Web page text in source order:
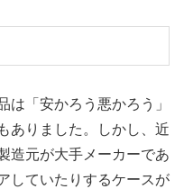
は「安かろう悪かろう」
ありました。しかし、近
造元が大手メーカーであ
していたりするケースが